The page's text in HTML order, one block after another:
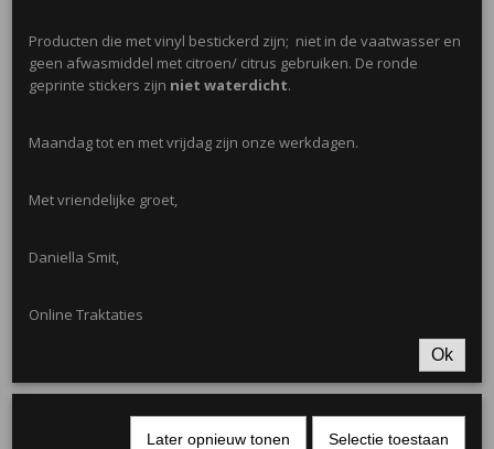
Producten die met vinyl bestickerd zijn; niet in de vaatwasser en
geen afwasmiddel met citroen/ citrus gebruiken. De ronde
geprinte stickers zijn niet waterdicht.
Maandag tot en met vrijdag zijn onze werkdagen.
Met vriendelijke groet,
Daniella Smit,
Online Traktaties
Ok
Later opnieuw tonen Selectie toestaan